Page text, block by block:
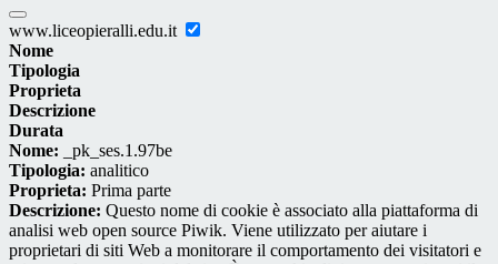
www.liceopieralli.edu.it
Nome
Tipologia
Proprieta
Descrizione
Durata
Nome: _pk_ses.1.97be
Tipologia: analitico
Proprieta: Prima parte
Descrizione: Questo nome di cookie è associato alla piattaforma di
analisi web open source Piwik. Viene utilizzato per aiutare i
proprietari di siti Web a monitorare il comportamento dei visitatori e